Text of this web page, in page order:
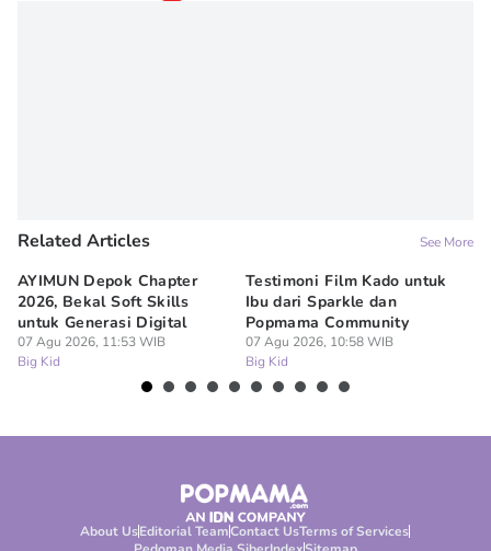
Related Articles See More
AYIMUN Depok Chapter
2026, Bekal Soft Skills
untuk Generasi Digital
07 Agu 2026, 11:53 WIB
Big Kid
Testimoni Film Kado untuk
Ibu dari Sparkle dan
Popmama Community
07 Agu 2026, 10:58 WIB
Big Kid
About UsEditorial TeamContact UsTerms of Services